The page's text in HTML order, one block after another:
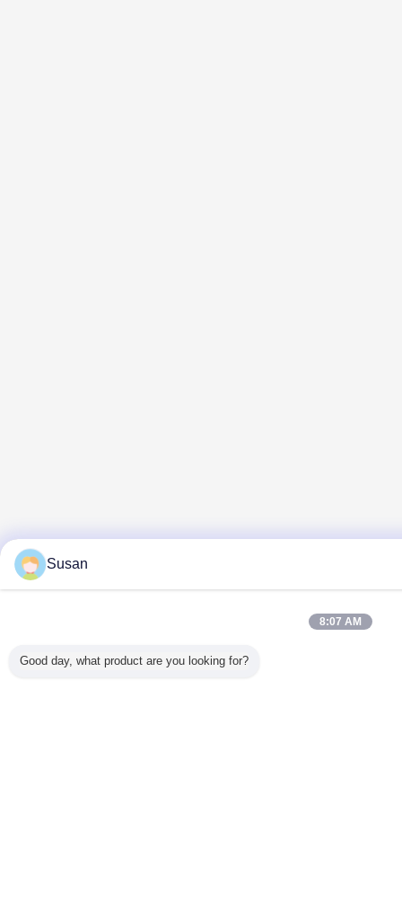
Susan
8:07 AM
Good day, what product are you looking for?